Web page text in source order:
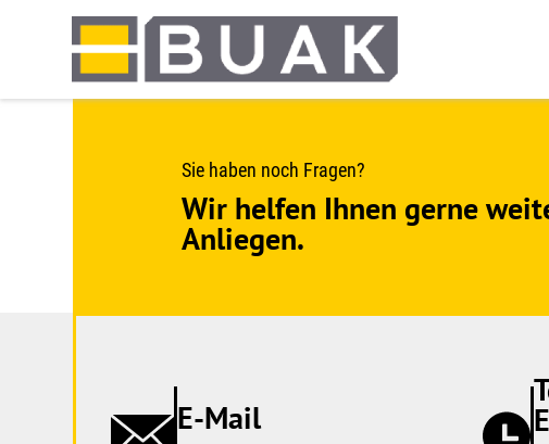
Sie haben noch Fragen?
Wir helfen Ihnen gerne
Anliegen.
E-Mail